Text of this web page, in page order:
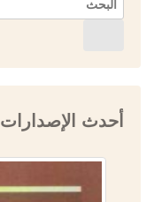
أحدث الإصدارات